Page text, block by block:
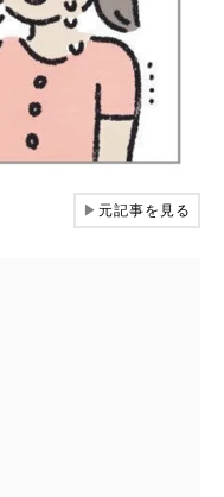
▶元記事を見る